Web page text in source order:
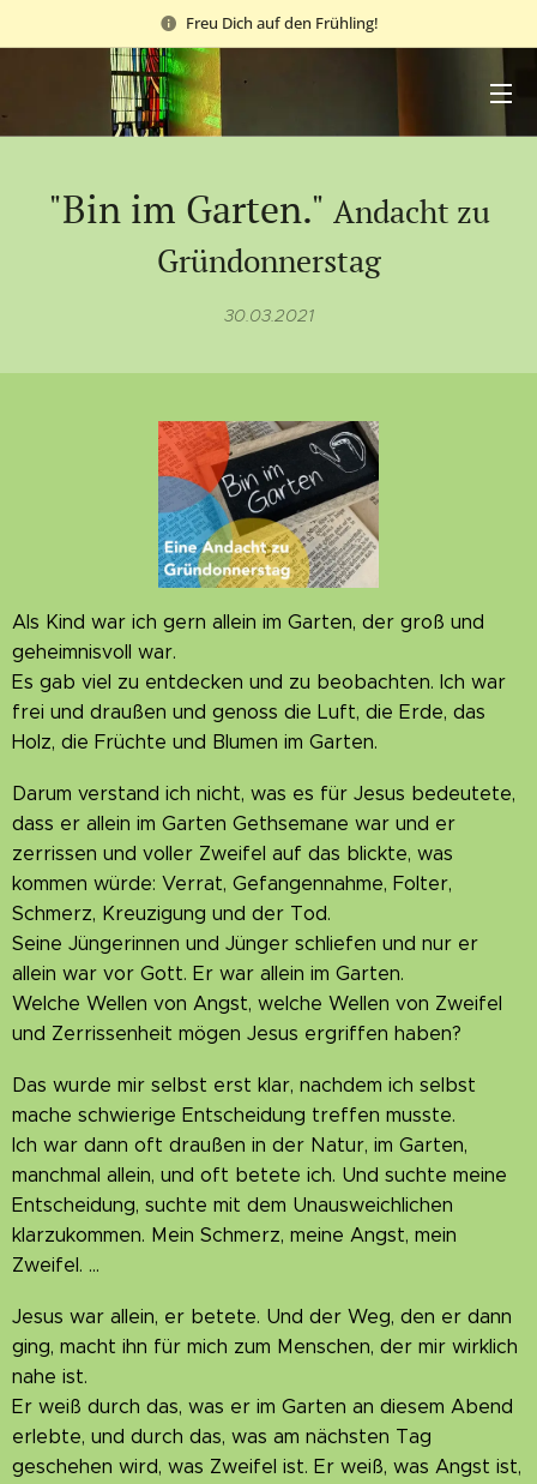
Freu Dich auf den Frühling!
"Bin im Garten." Andacht zu
Gründonnerstag
30.03.2021
Als Kind war ich gern allein im Garten, der groß und
geheimnisvoll war.
Es gab viel zu entdecken und zu beobachten. Ich war
frei und draußen und genoss die Luft, die Erde, das
Holz, die Früchte und Blumen im Garten.
Darum verstand ich nicht, was es für Jesus bedeutete,
dass er allein im Garten Gethsemane war und er
zerrissen und voller Zweifel auf das blickte, was
kommen würde: Verrat, Gefangennahme, Folter,
Schmerz, Kreuzigung und der Tod.
Seine Jüngerinnen und Jünger schliefen und nur er
allein war vor Gott. Er war allein im Garten.
Welche Wellen von Angst, welche Wellen von Zweifel
und Zerrissenheit mögen Jesus ergriffen haben?
Das wurde mir selbst erst klar, nachdem ich selbst
mache schwierige Entscheidung treffen musste.
Ich war dann oft draußen in der Natur, im Garten,
manchmal allein, und oft betete ich. Und suchte meine
Entscheidung, suchte mit dem Unausweichlichen
klarzukommen. Mein Schmerz, meine Angst, mein
Zweifel. ...
Jesus war allein, er betete. Und der Weg, den er dann
ging, macht ihn für mich zum Menschen, der mir wirklich
nahe ist.
Er weiß durch das, was er im Garten an diesem Abend
erlebte, und durch das, was am nächsten Tag
geschehen wird, was Zweifel ist. Er weiß, was Angst ist,